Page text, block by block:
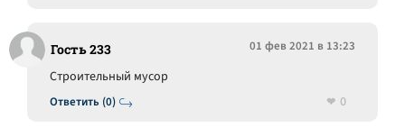
Гость 233 01 фев 2021 в 13:23
Ответить (0)
Строительный мусор
0